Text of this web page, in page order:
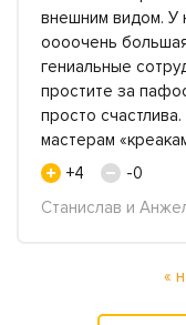
внешним видом. У
оооочень
гениальные
простите за
просто
мастерам
+4
-0
Станислав и
«